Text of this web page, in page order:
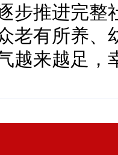
步推进完整
老有所养、
越来越足，